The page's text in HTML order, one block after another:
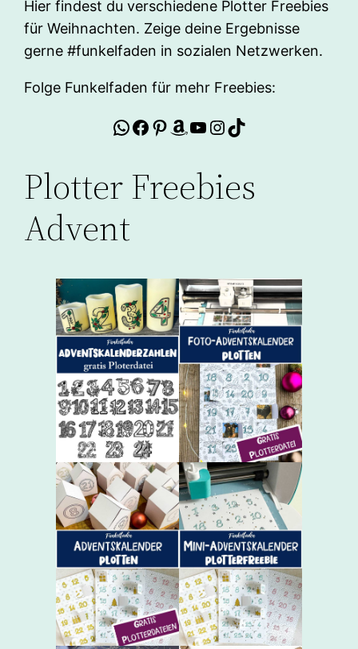
Hier findest du verschiedene Plotter Freebies
für Weihnachten. Zeige deine Ergebnisse
gerne #funkelfaden in sozialen Netzwerken.
Folge Funkelfaden für mehr Freebies:
WhatsApp
Facebook
Pinterest
Amazon
YouTube
Instagram
TikTok
Plotter Freebies
Advent